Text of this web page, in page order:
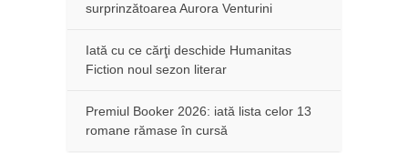
surprinzătoarea Aurora Venturini
Iată cu ce cărţi deschide Humanitas
Fiction noul sezon literar
Premiul Booker 2026: iată lista celor 13
romane rămase în cursă